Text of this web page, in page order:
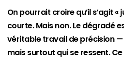
On pourrait croire qu’il s’agit «
courte. Mais non. Le dégradé
véritable travail de précision —
mais surtout qui se ressent.